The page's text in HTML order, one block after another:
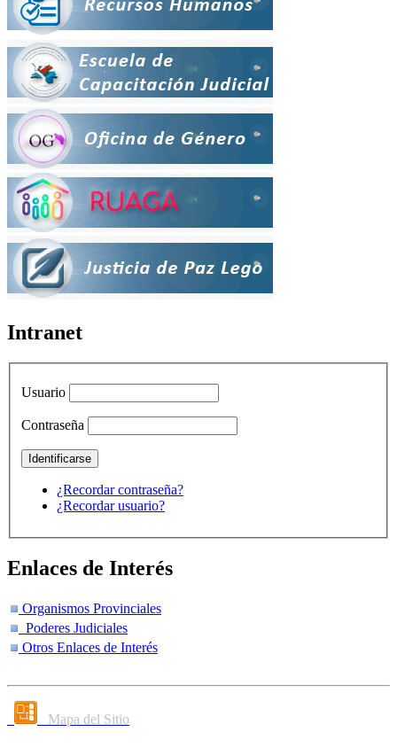
Intranet
Usuario
Contraseña
¿Recordar contraseña?
¿Recordar usuario?
Enlaces de Interés
Organismos Provinciales
Poderes Judiciales
Otros Enlaces de Interés
Mapa del Sitio